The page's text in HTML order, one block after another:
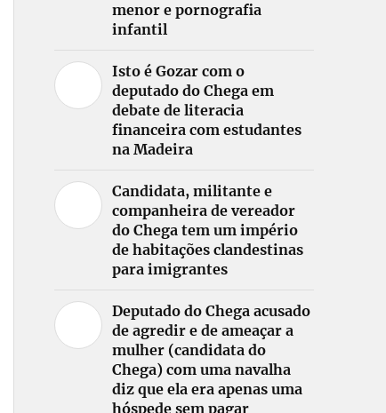
menor e pornografia
infantil
Isto é Gozar com o
deputado do Chega em
debate de literacia
financeira com estudantes
na Madeira
Candidata, militante e
companheira de vereador
do Chega tem um império
de habitações clandestinas
para imigrantes
Deputado do Chega acusado
de agredir e de ameaçar a
mulher (candidata do
Chega) com uma navalha
diz que ela era apenas uma
hóspede sem pagar